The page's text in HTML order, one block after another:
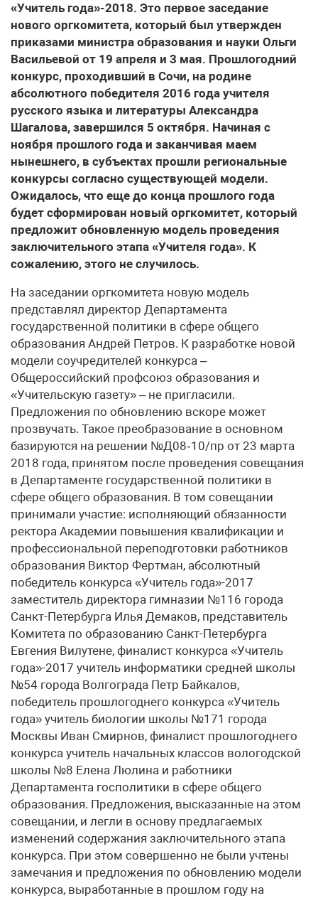
«Учитель года»-2018. Это первое заседание
нового оргкомитета, который был утвержден
приказами министра образования и науки Ольги
Васильевой от 19 апреля и 3 мая. Прошлогодний
конкурс, проходивший в Сочи, на родине
абсолютного победителя 2016 года учителя
русского языка и литературы Александра
Шагалова, завершился 5 октября. Начиная с
ноября прошлого года и заканчивая маем
нынешнего, в субъектах прошли региональные
конкурсы согласно существующей модели.
Ожидалось, что еще до конца прошлого года
будет сформирован новый оргкомитет, который
предложит обновленную модель проведения
заключительного этапа «Учителя года». К
сожалению, этого не случилось.
На заседании оргкомитета новую модель
представлял директор Департамента
государственной политики в сфере общего
образования Андрей Петров. К разработке новой
модели соучредителей конкурса –
Общероссийский профсоюз образования и
«Учительскую газету» – не пригласили.
Предложения по обновлению вскоре может
прозвучать. Такое преобразование в основном
базируются на решении №Д08‑10/пр от 23 марта
2018 года, принятом после проведения совещания
в Департаменте государственной политики в
сфере общего образования. В том совещании
принимали участие: исполняющий обязанности
ректора Академии повышения квалификации и
профессиональной переподготовки работников
образования Виктор Фертман, абсолютный
победитель конкурса «Учитель года»-2017
заместитель директора гимназии №116 города
Санкт-Петербурга Илья Демаков, представитель
Комитета по образованию Санкт-Петербурга
Евгения Вилутене, финалист конкурса «Учитель
года»-2017 учитель информатики средней школы
№54 города Волгограда Петр Байкалов,
победитель прошлогоднего конкурса «Учитель
года» учитель биологии школы №171 города
Москвы Иван Смирнов, финалист прошлогоднего
конкурса учитель начальных классов вологодской
школы №8 Елена Люлина и работники
Департамента госполитики в сфере общего
образования. Предложения, высказанные на этом
совещании, и легли в основу предлагаемых
изменений содержания заключительного этапа
конкурса. При этом совершенно не были учтены
замечания и предложения по обновлению модели
конкурса, выработанные в прошлом году на